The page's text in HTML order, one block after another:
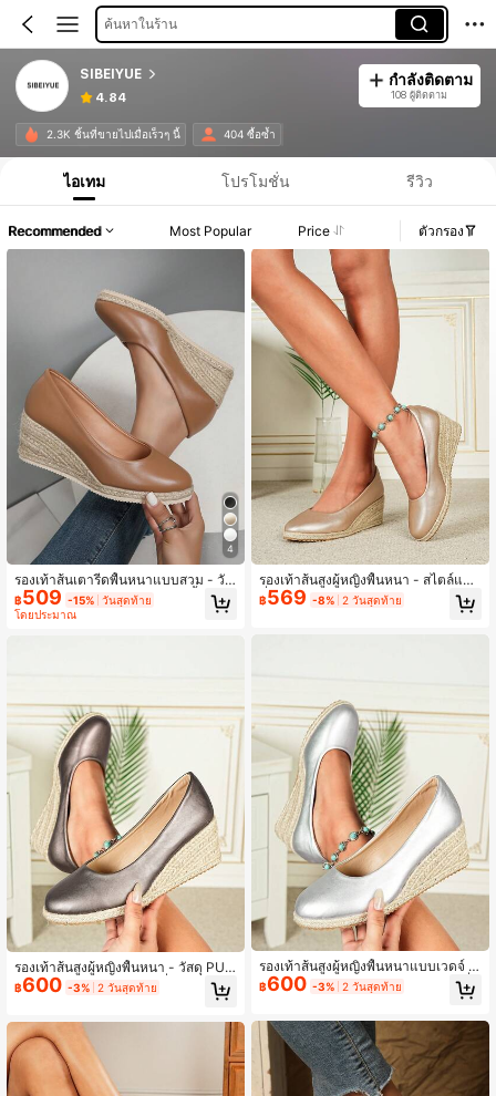
ค้นหาในร้าน
SIBEIYUE
4.84
กำลังติดตาม
108 ผู้ติดตาม
2.3K ชิ้นที่ขายไปเมื่อเร็วๆ นี้ 404 ซื้อซ้ำ
ไอเทม โปรโมชั่น รีวิว
Recommended Most Popular Price ตัวกรอง
4
รองเท้าส้นเตารีดพื้นหนาแบบสวม - วัส
ดุ PU / หนังเทียม - ส้นกลมสานพื้นแพล
ตฟอร์ม - รองเท้าแฟชั่นหรูหราสำหรับผู้
฿509 -15% วันสุดท้าย
โดยประมาณ
รองเท้าส้นสูงผู้หญิงพื้นหนา - วัสดุ PU /
หนังสังเคราะห์ - สไตล์แฟชั่นหรูหรา -
สบายๆ - รองเท้าผู้หญิงสำหรับเดินทางไ
จำวัน - สบายๆ อเนกประสงค์ - มินิมอล
- รองเท้าส้นสูง - สวมง่าย - รองเท้าส้น
สูงคอต่ำ - รองเท้าส้นสูงถักแฟชั่นผู้หญิง
฿600 -3% 2 วันสุดท้าย
รองเท้าส้นสูงผู้หญิงพื้นหนา - สไตล์แฟ
ชั่นหรูหรา - สบายๆ - รองเท้าเดินทาง -
สไตล์วินเทจ - การเดินทางประจำวัน -
฿569 -8% 2 วันสุดท้าย
รองเท้าส้นสูงผู้หญิงพื้นหนาแบบเวดจ์ -
วัสดุ PU / หนังสังเคราะห์ - สไตล์แฟชั่น
หรูหรา - สบายๆ - รองเท้าเดินทาง - สไ
อเนกประสงค์ - มินิมอล - รองเท้าส้นสูง
- แบบสวม - รองเท้าส้นสูงปากต่ำ - รอ
งเท้าส้นสูงแฟชั่นสาน
฿600 -3% 2 วันสุดท้าย